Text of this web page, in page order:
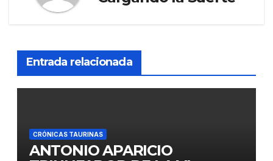
Entrada relacionada
CRÓNICAS TAURINAS
ANTONIO APARICIO